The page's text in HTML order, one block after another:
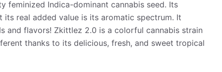
feminized Indica-dominant cannabis seed. Its
its real added value is its aromatic spectrum. It
and flavors! Zkittlez 2.0 is a colorful cannabis strain
thanks to its delicious, fresh, and sweet tropical